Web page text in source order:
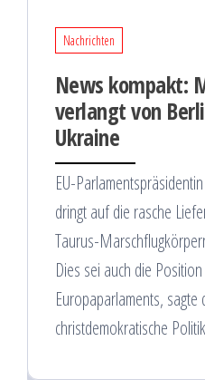
Nachrichten
News kompakt:
verlangt von
Ukraine
EU-
dringt auf die rasche
Taurus-
Dies sei auch die
Europaparlaments, sagte
christdemokratische